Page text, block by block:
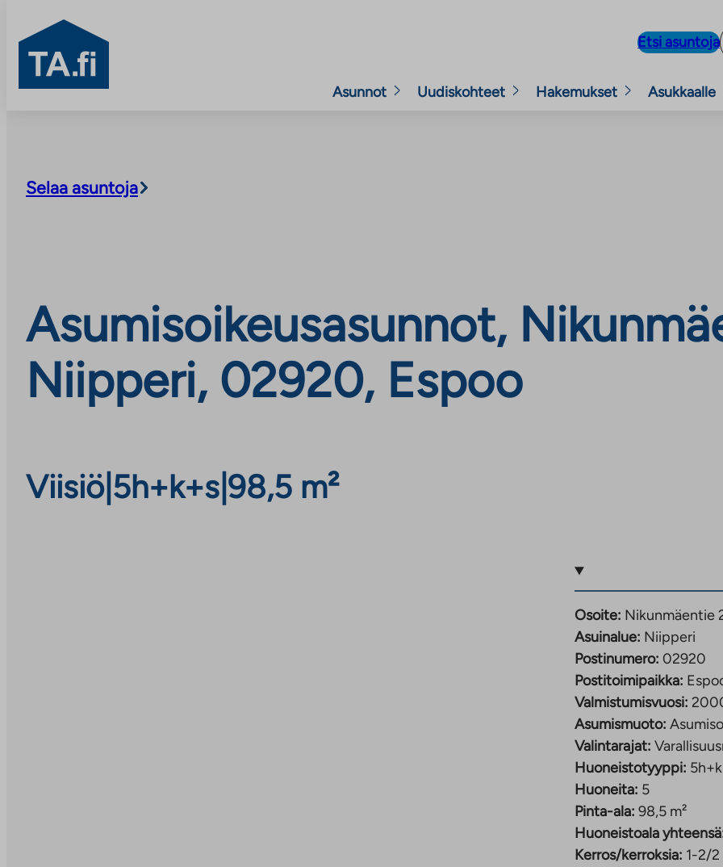
TA.fi
Etsi asuntoja
Asunnot Uudiskohteet Hakemukset Asukkaalle
Selaa asuntoja
Asumisoikeusasunnot,
Niipperi, 02920, Espoo
Viisiö| 5h+k+s 98,5 m²
Osoite: Nikunmäentie
Asuinalue: Niipperi
Postinumero: 02920
Postitoimipaikka:
Valmistumisvuosi:
Asumismuoto:
Valintarajat:
Huoneistotyyppi:
Huoneita: 5
Pinta-ala: 98,5 m²
Huoneistoala
Kerros/kerroksia: 1-2/2